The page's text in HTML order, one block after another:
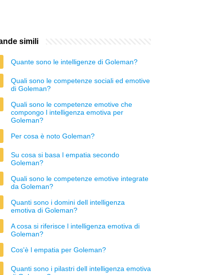
simili
Quante sono le intelligenze di Goleman?
Quali sono le competenze sociali ed emotive
di Goleman?
Quali sono le competenze emotive che
compongo l intelligenza emotiva per
Goleman?
Per cosa è noto Goleman?
Su cosa si basa l empatia secondo
Goleman?
Quali sono le competenze emotive integrate
da Goleman?
Quanti sono i domini dell intelligenza
emotiva di Goleman?
A cosa si riferisce l intelligenza emotiva di
Goleman?
Cos'è l empatia per Goleman?
Quanti sono i pilastri dell intelligenza emotiva